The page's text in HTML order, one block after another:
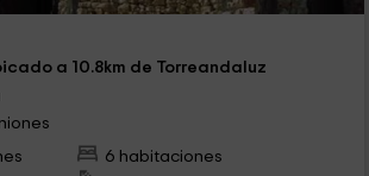
a 10.8km de Torreandaluz
6 habitaciones